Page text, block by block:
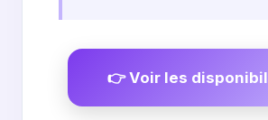
👉 Voir les